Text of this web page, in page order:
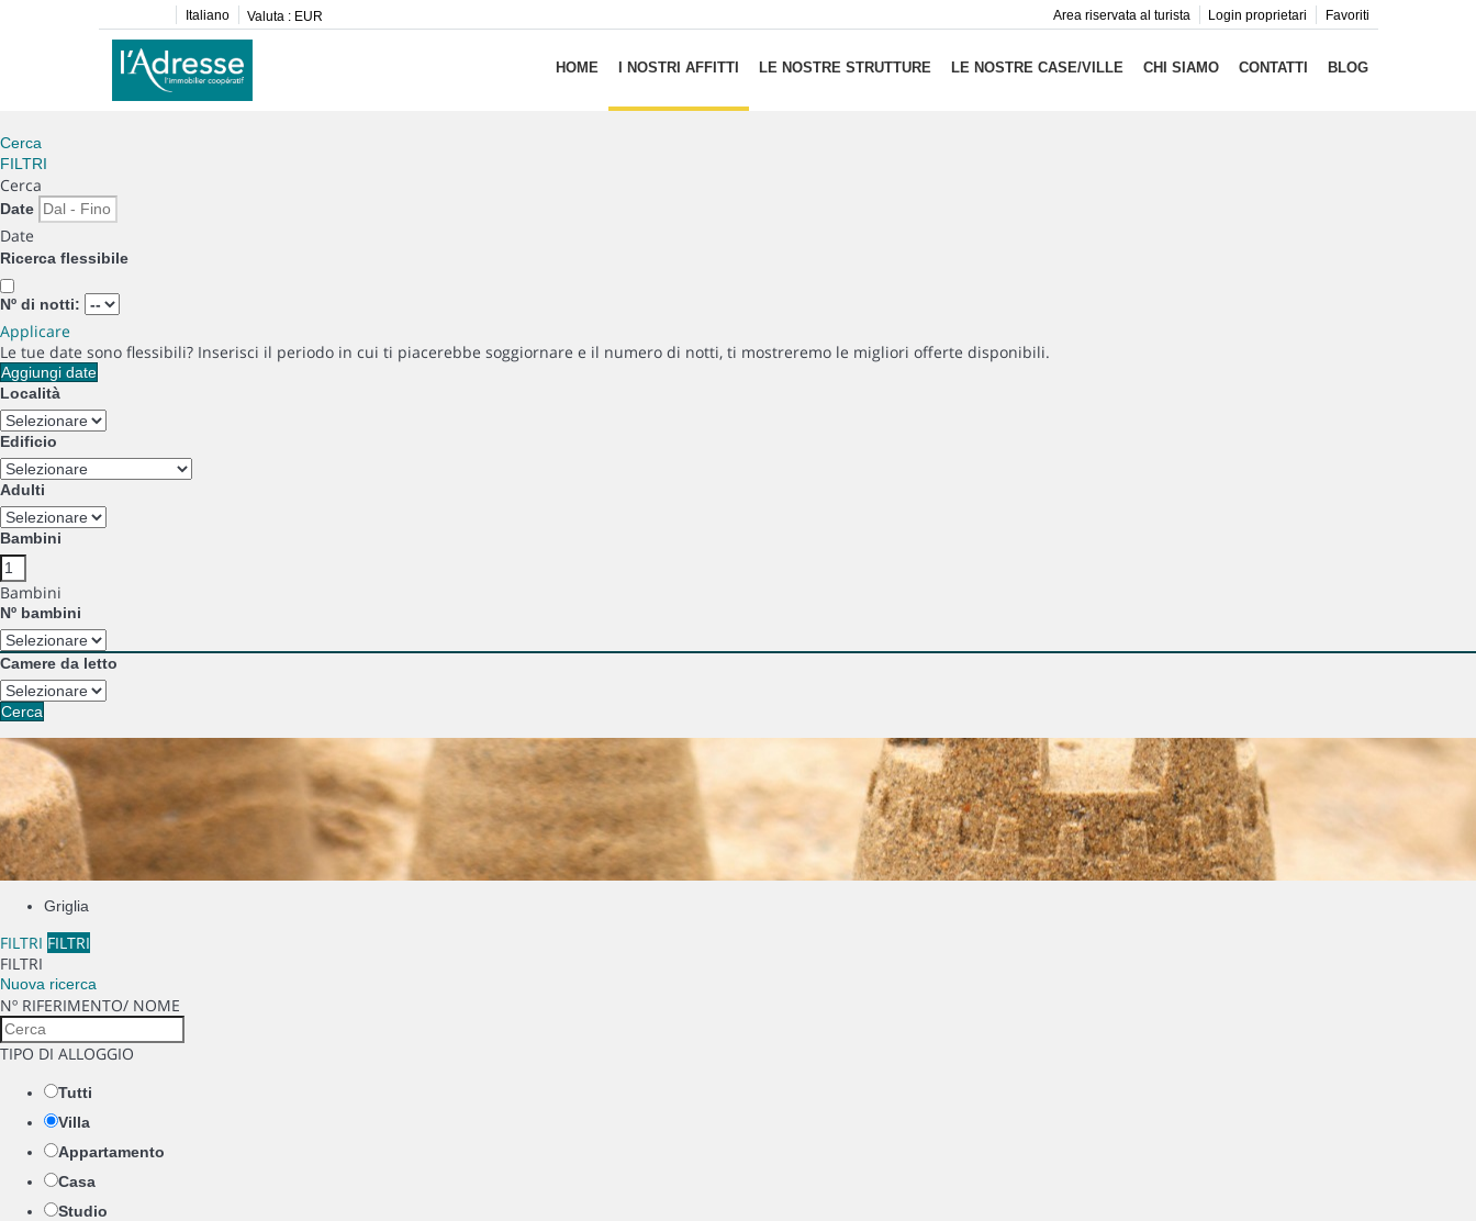
Italiano Valuta : EUR Favoriti
Login proprietari
Area riservata al turista
HOME I NOSTRI AFFITTI LE NOSTRE STRUTTURE LE NOSTRE CASE/VILLE CHI SIAMO CONTATTI BLOG
Cerca
FILTRI
Cerca
Date
Date
Ricerca flessibile
Nº di notti:
Applicare
Le tue date sono flessibili? Inserisci il periodo in cui ti piacerebbe soggiornare e il numero di notti, ti mostreremo le migliori offerte disponibili.
Aggiungi date
Località
Edificio
Adulti
Bambini
Bambini
Nº bambini
Camere da letto
Cerca
Griglia
FILTRI FILTRI
FILTRI
Nuova ricerca
Nº RIFERIMENTO/ NOME
TIPO DI ALLOGGIO
Tutti
Villa
Appartamento
Casa
Studio